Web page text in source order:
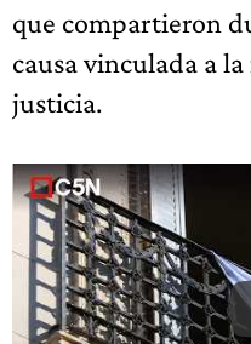
que compartieron
causa vinculada a
justicia.